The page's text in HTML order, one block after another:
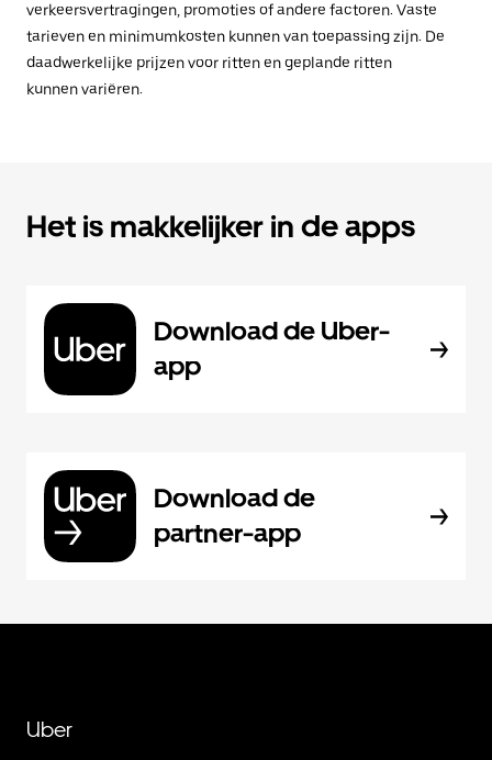
verkeersvertragingen, promoties of andere factoren. Vaste
tarieven en minimumkosten kunnen van toepassing zijn. De
daadwerkelijke prijzen voor ritten en geplande ritten
kunnen variëren.
Het is makkelijker in de apps
Download de Uber-
app
Download de
partner-app
Uber